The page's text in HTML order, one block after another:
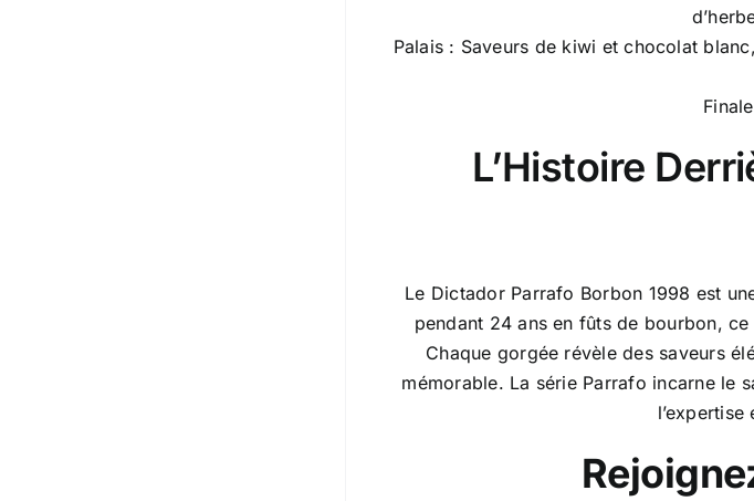
Palais : Saveurs de kiwi et chocolat
L’Histoire
Le Dictador Parrafo Borbon 1998 est
pendant 24 ans en fûts de bourbon,
Chaque gorgée révèle des saveurs
mémorable. La série Parrafo incarne le